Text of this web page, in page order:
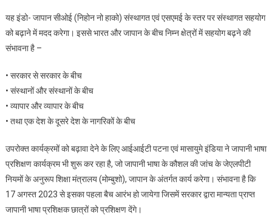
यह इंडो- जापान सीओई (निहोन नो हाको) संस्थागत एवं एसएमई के स्तर पर संस्थागत सहयोग
को बढ़ाने में मदद करेगा। इससे भारत और जापान के बीच निम्न क्षेत्रों में सहयोग बढ़ने की
संभावना है –
• सरकार से सरकार के बीच
• संस्थानों और संस्थानों के बीच
• व्यापार और व्यापार के बीच
• तथा एक देश के दूसरे देश के नागरिकों के बीच
उपरोक्त कार्यक्रमों को बढ़ावा देने के लिए आईआईटी पटना एवं मासायुमे इंडिया ने जापानी भाषा
प्रशिक्षण कार्यक्रम भी शुरू कर रहा है, जो जापानी भाषा के कौशल की जांच के जेएलपीटी
नियमों के अनुरूप शिक्षा मंत्रालय (मोम्बुशो), जापान के अंतर्गत कार्य करेगा। संभावना है कि
17 अगस्त 2023 से इसका पहला बैच आरंभ हो जायेगा जिसमें सरकार द्वारा मान्यता प्राप्त
जापानी भाषा प्रशिक्षक छात्रों को प्रशिक्षण देंगे।